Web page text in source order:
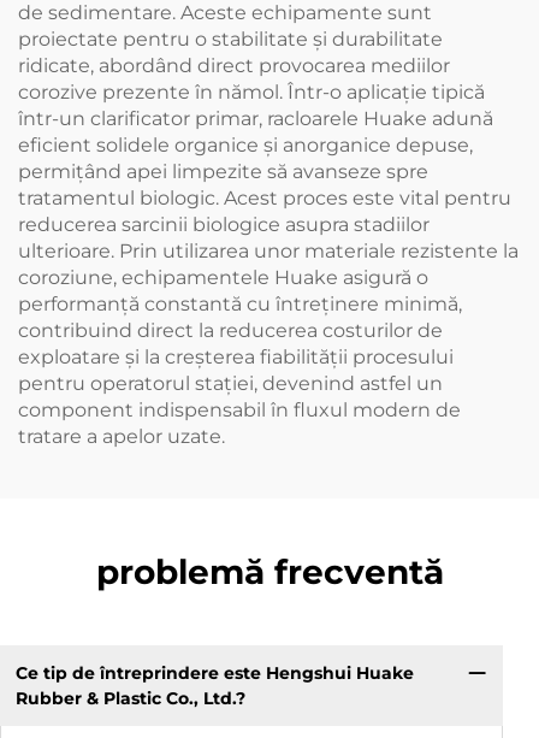
de sedimentare. Aceste echipamente sunt
proiectate pentru o stabilitate și durabilitate
ridicate, abordând direct provocarea mediilor
corozive prezente în nămol. Într-o aplicație tipică
într-un clarificator primar, racloarele Huake adună
eficient solidele organice și anorganice depuse,
permițând apei limpezite să avanseze spre
tratamentul biologic. Acest proces este vital pentru
reducerea sarcinii biologice asupra stadiilor
ulterioare. Prin utilizarea unor materiale rezistente la
coroziune, echipamentele Huake asigură o
performanță constantă cu întreținere minimă,
contribuind direct la reducerea costurilor de
exploatare și la creșterea fiabilității procesului
pentru operatorul stației, devenind astfel un
component indispensabil în fluxul modern de
tratare a apelor uzate.
problemă frecventă
Ce tip de întreprindere este Hengshui Huake
Rubber & Plastic Co., Ltd.?